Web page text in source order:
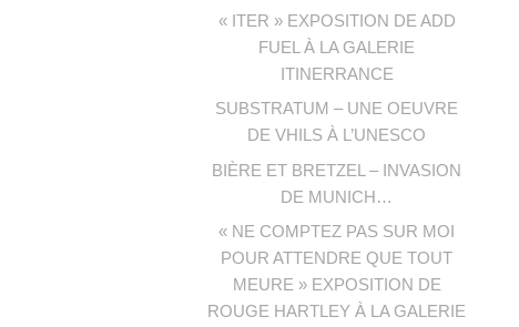
« ITER » EXPOSITION DE ADD
FUEL À LA GALERIE
ITINERRANCE
SUBSTRATUM – UNE OEUVRE
DE VHILS À L’UNESCO
BIÈRE ET BRETZEL – INVASION
DE MUNICH…
« NE COMPTEZ PAS SUR MOI
POUR ATTENDRE QUE TOUT
MEURE » EXPOSITION DE
ROUGE HARTLEY À LA GALERIE